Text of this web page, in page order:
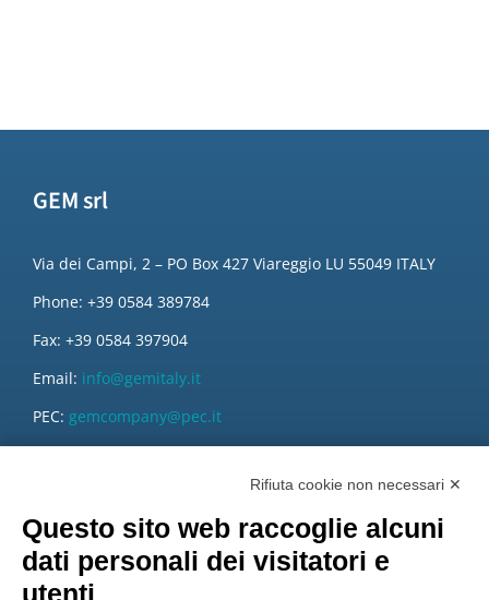
GEM srl
Via dei Campi, 2 – PO Box 427 Viareggio LU 55049 ITALY
Phone: +39 0584 389784
Fax: +39 0584 397904
Email: info@gemitaly.it
PEC: gemcompany@pec.it
Rifiuta cookie non necessari ✕
Questo sito web raccoglie alcuni
dati personali dei visitatori e
utenti